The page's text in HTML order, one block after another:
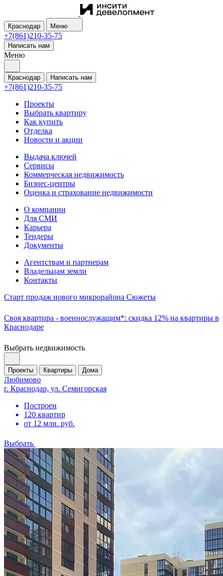
Краснодар Меню
+7(861)210-35-75
Написать нам
Меню
Краснодар Написать нам
+7(861)210-35-75
Проекты
Выбрать квартиру
Как купить
Отделка
Новости и акции
Выдача ключей
Сервисы
Коммерческая недвижимость
Бизнес-центры
Оценка и страхование недвижимости
О компании
Для СМИ
Карьера
Тендеры
Документы
Агентствам и партнерам
Владельцам земли
Контакты
Старт продаж нового микрорайона Сюжеты
Своя квартира - военнослужащим*: скидка 12% на квартиры в
Краснодаре
Выбрать недвижимость
Проекты Квартиры Дома
Любимово
г. Краснодар, ул. Семигорская
Построен
120 квартир
от 12 млн. руб.
Выбрать